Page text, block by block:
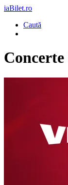
iaBilet.ro
Caută